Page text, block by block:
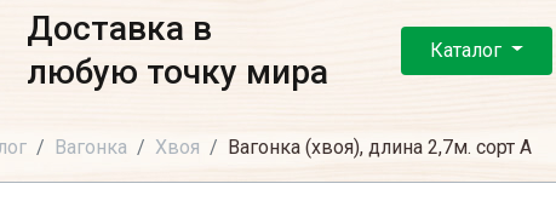
Доставка в
любую точку мира
Каталог
Вагонка Хвоя Вагонка (хвоя), длина 2,7м. сорт А